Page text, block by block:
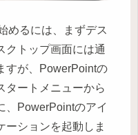
めるには、まずデス
クトップ画面には通
すが、PowerPointの
タートメニューから
、PowerPointのアイ
ーションを起動しま